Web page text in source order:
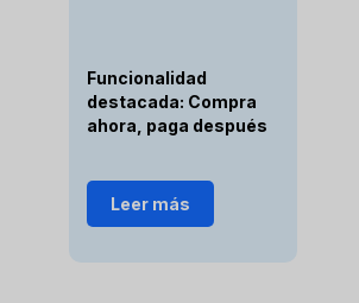
Funcionalidad
destacada: Compra
ahora, paga después
Leer más